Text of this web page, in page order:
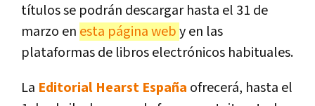
títulos se podrán descargar hasta el 31 de
marzo en esta página weby en las
plataformas de libros electrónicos habituales.
La Editorial Hearst España ofrecerá, hasta el